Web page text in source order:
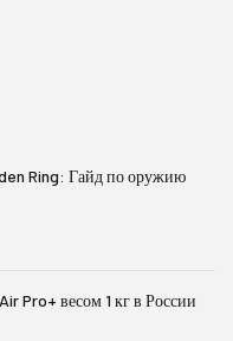
Ring: Гайд по оружию
Pro+ весом 1 кг в России